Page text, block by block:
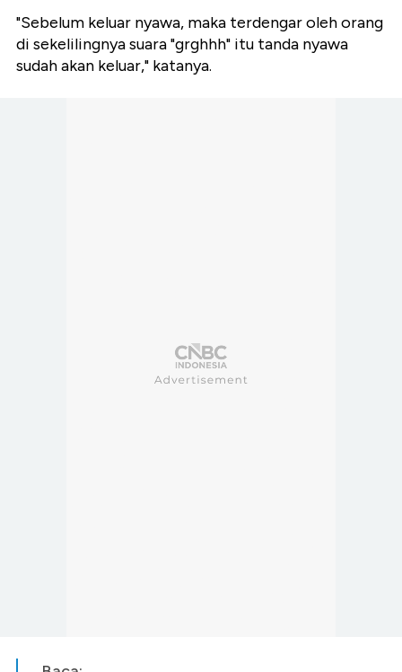
"Sebelum keluar nyawa, maka terdengar oleh orang
di sekelilingnya suara "grghhh" itu tanda nyawa
sudah akan keluar," katanya.